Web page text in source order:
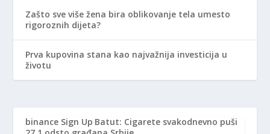
Zašto sve više žena bira oblikovanje tela umesto
rigoroznih dijeta?
Prva kupovina stana kao najvažnija investicija u
životu
binance Sign Up Batut: Cigarete svakodnevno puši